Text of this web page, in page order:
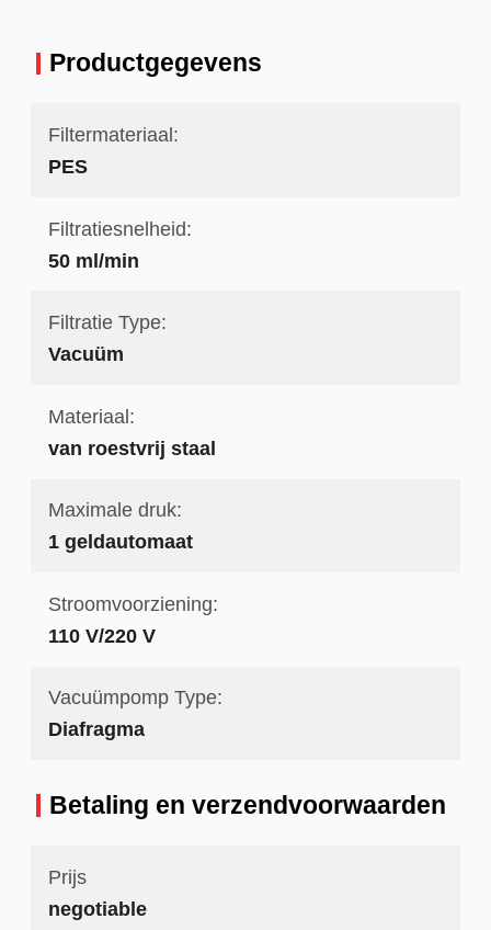
Productgegevens
Filtermateriaal:
PES
Filtratiesnelheid:
50 ml/min
Filtratie Type:
Vacuüm
Materiaal:
van roestvrij staal
Maximale druk:
1 geldautomaat
Stroomvoorziening:
110 V/220 V
Vacuümpomp Type:
Diafragma
Betaling en verzendvoorwaarden
Prijs
negotiable